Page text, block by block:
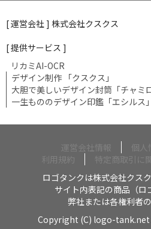
[ 運営会社 ] 株式会社クスクス
[ 提供サービス ]
リカミAI-OCR
デザイン制作 「クスクス」
大胆で美しいデザイン封筒「チャミロ
一生もののデザイン印鑑「エシルス」
運営会社情報
個人
利用規約
特定商取引に
ロゴタンクは株式会社クス
サイト内表記の商品（ロ
弊社または各権利者の
Copyright (C) logo-tank.net